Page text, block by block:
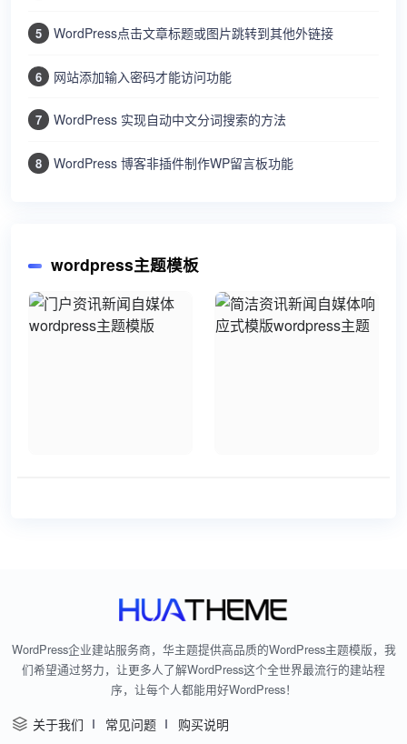
5 WordPress点击文章标题或图片跳转到其他外链接
6 网站添加输入密码才能访问功能
7 WordPress 实现自动中文分词搜索的方法
8 WordPress 博客非插件制作WP留言板功能
wordpress主题模板
WordPress企业建站服务商，华主题提供高品质的WordPress主题模版，我
们希望通过努力，让更多人了解WordPress这个全世界最流行的建站程
序，让每个人都能用好WordPress！
关于我们 常见问题 购买说明